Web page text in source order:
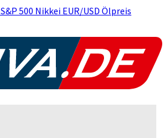
S&P 500 Nikkei EUR/USD Ölpreis